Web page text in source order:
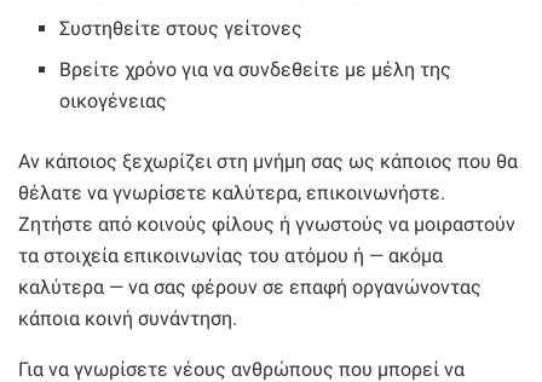
Συστηθείτε στους γείτονες
Βρείτε χρόνο για να συνδεθείτε με μέλη της
οικογένειας
Αν κάποιος ξεχωρίζει στη μνήμη σας ως κάποιος που θα
θέλατε να γνωρίσετε καλύτερα, επικοινωνήστε.
Ζητήστε από κοινούς φίλους ή γνωστούς να μοιραστούν
τα στοιχεία επικοινωνίας του ατόμου ή — ακόμα
καλύτερα — να σας φέρουν σε επαφή οργανώνοντας
κάποια κοινή συνάντηση.
Για να γνωρίσετε νέους ανθρώπους που μπορεί να